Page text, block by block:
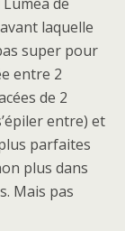
laquelle
super pour
entre 2
de 2
entre) et
parfaites
plus dans
Mais pas